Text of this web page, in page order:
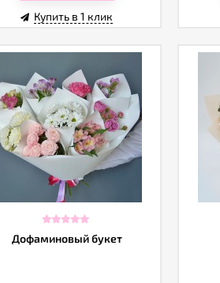
Купить в 1 клик
Дофаминовый букет